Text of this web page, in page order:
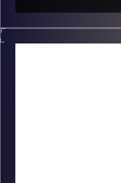
בטעות,
לגור יחד.
בפרק הזה
זה בלי